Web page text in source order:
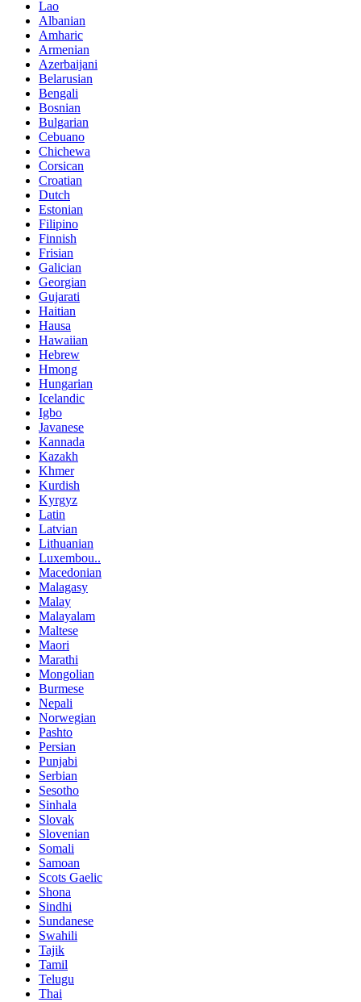
Lao
Albanian
Amharic
Armenian
Azerbaijani
Belarusian
Bengali
Bosnian
Bulgarian
Cebuano
Chichewa
Corsican
Croatian
Dutch
Estonian
Filipino
Finnish
Frisian
Galician
Georgian
Gujarati
Haitian
Hausa
Hawaiian
Hebrew
Hmong
Hungarian
Icelandic
Igbo
Javanese
Kannada
Kazakh
Khmer
Kurdish
Kyrgyz
Latin
Latvian
Lithuanian
Luxembou..
Macedonian
Malagasy
Malay
Malayalam
Maltese
Maori
Marathi
Mongolian
Burmese
Nepali
Norwegian
Pashto
Persian
Punjabi
Serbian
Sesotho
Sinhala
Slovak
Slovenian
Somali
Samoan
Scots Gaelic
Shona
Sindhi
Sundanese
Swahili
Tajik
Tamil
Telugu
Thai